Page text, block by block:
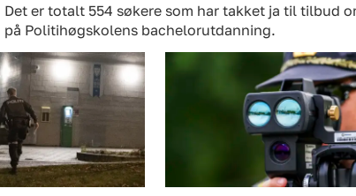
Det er totalt 554 søkere som har takket ja til tilbud
på Politihøgskolens bachelorutdanning.